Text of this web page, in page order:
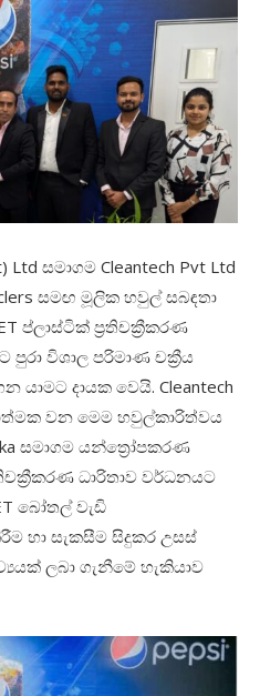
Ltd සමාගම Cleantech Pvt Ltd
සමඟ මූලික හවුල් සබඳතා
ප්ලාස්ටික් ප්‍රතිචක්‍රීකරණ
විශාල පරිමාණ චක්‍රීය
යාමට දායක වෙයි. Cleantech
වන මෙම හවුල්කාරිත්වය
සමාගම යන්ත්‍රෝපකරණ
ධාරිතාව වර්ධනයට
බෝතල් වැඩි
හා සැකසීම සිදුකර උසස්
ලබා ගැනීමේ හැකියාව